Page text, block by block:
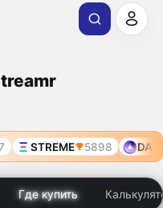
STREME 5898 DATA
Где купить